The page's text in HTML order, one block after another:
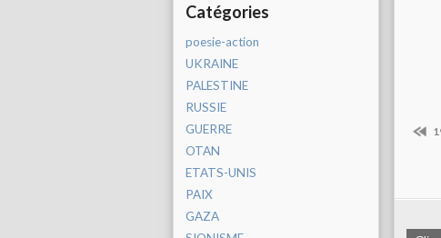
Catégories
poesie-action
UKRAINE
PALESTINE
RUSSIE
GUERRE
OTAN
ETATS-UNIS
PAIX
GAZA